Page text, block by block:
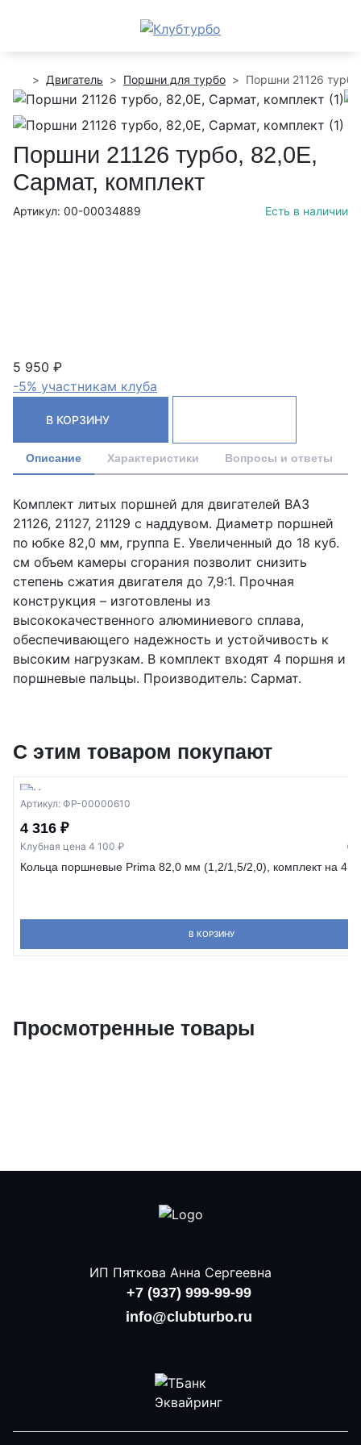
Двигатель Поршни для турбо Поршни 21126
Поршни 21126 турбо, 82,0E,
Сармат, комплект
Артикул: 00-00034889 Есть в наличии
5 950 ₽
-5% участникам клуба
В КОРЗИНУ
Описание Характеристики Вопросы и ответы
Комплект литых поршней для двигателей ВАЗ
21126, 21127, 21129 с наддувом. Диаметр поршней
по юбке 82,0 мм, группа Е. Увеличенный до 18 куб.
см объем камеры сгорания позволит снизить
степень сжатия двигателя до 7,9:1. Прочная
конструкция – изготовлены из
высококачественного алюминиевого сплава,
обеспечивающего надежность и устойчивость к
высоким нагрузкам. В комплект входят 4 поршня и
поршневые пальцы. Производитель: Сармат.
С этим товаром покупают
Артикул: ФР-00000610
4 316 ₽
Клубная цена 4 100 ₽
Кольца поршневые Prima 82,0 мм (1,2/1,5/2,0), комплект на 4
В КОРЗИНУ
Просмотренные товары
ИП Пяткова Анна Сергеевна
+7 (937) 999-99-99
info@clubturbo.ru